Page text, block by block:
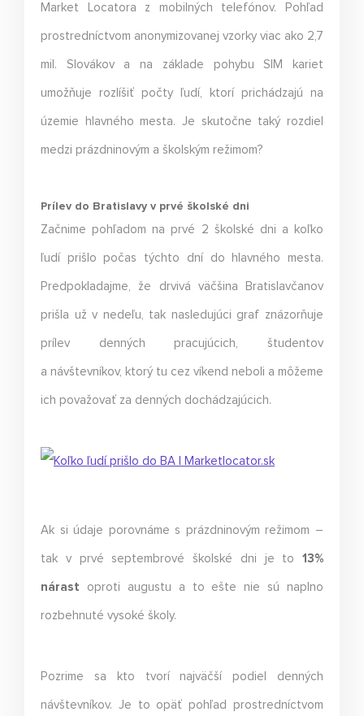
Market Locatora z mobilných telefónov. Pohľad
prostredníctvom anonymizovanej vzorky viac ako 2,7
mil. Slovákov a na základe pohybu SIM kariet
umožňuje rozlíšiť počty ľudí, ktorí prichádzajú na
územie hlavného mesta. Je skutočne taký rozdiel
medzi prázdninovým a školským režimom?
Prílev do Bratislavy v prvé školské dni
Začnime pohľadom na prvé 2 školské dni a koľko
ľudí prišlo počas týchto dní do hlavného mesta.
Predpokladajme, že drvivá väčšina Bratislavčanov
prišla už v nedeľu, tak nasledujúci graf znázorňuje
prílev denných pracujúcich, študentov
a návštevníkov, ktorý tu cez víkend neboli a môžeme
ich považovať za denných dochádzajúcich.
Ak si údaje porovnáme s prázdninovým režimom –
tak v prvé septembrové školské dni je to 13%
nárast oproti augustu a to ešte nie sú naplno
rozbehnuté vysoké školy.
Pozrime sa kto tvorí najväčší podiel denných
návštevníkov. Je to opäť pohľad prostredníctvom